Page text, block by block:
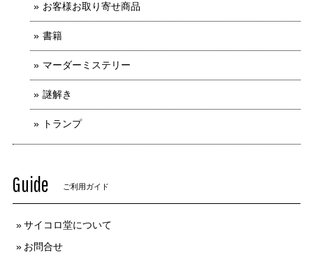
お客様お取り寄せ商品
書籍
マーダーミステリー
謎解き
トランプ
Guide ご利用ガイド
サイコロ堂について
お問合せ